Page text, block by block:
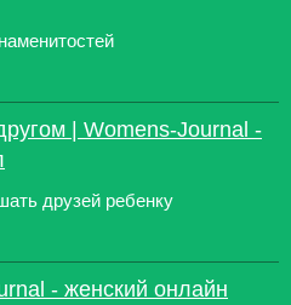
| Womens-Journal -
друзей ребенку
- женский онлайн